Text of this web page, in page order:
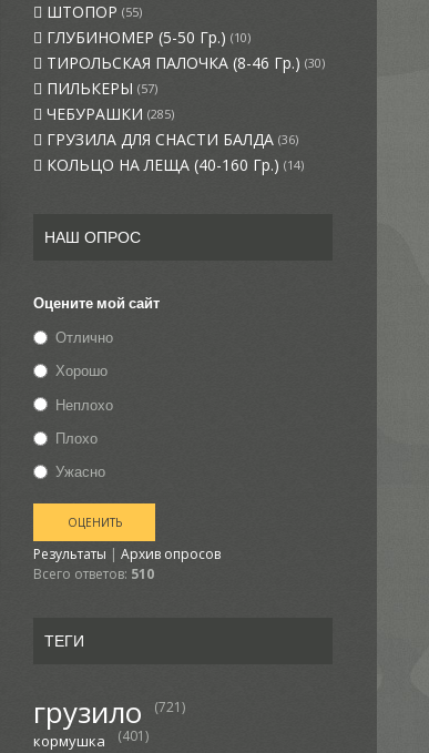
ШТОПОР (55)
ГЛУБИНОМЕР (5-50 Гр.) (10)
ТИРОЛЬСКАЯ ПАЛОЧКА (8-46 Гр.) (30)
ПИЛЬКЕРЫ (57)
ЧЕБУРАШКИ (285)
ГРУЗИЛА ДЛЯ СНАСТИ БАЛДА (36)
КОЛЬЦО НА ЛЕЩА (40-160 Гр.) (14)
НАШ ОПРОС
Оцените мой сайт
Отлично
Хорошо
Неплохо
Плохо
Ужасно
Результаты
Архив опросов
Всего ответов: 510
ТЕГИ
грузило (721)
кормушка (401)